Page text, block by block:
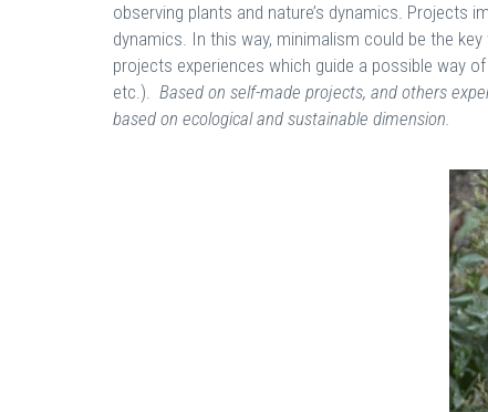
observing plants and nature’s dynamics. Projects
dynamics. In this way, minimalism could be the
projects experiences which guide a possible way
etc.). Based on self-made projects, and others
based on ecological and sustainable dimension.